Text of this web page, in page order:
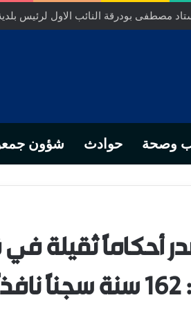
مصطفى بودرقة النائب الاول لرئيس
وصحة حوادث شؤون
أحكامًا ثقيلة